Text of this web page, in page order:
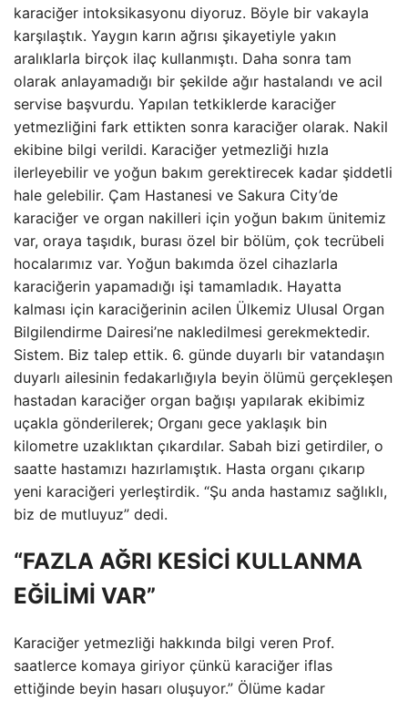
karaciğer intoksikasyonu diyoruz. Böyle bir vakayla
karşılaştık. Yaygın karın ağrısı şikayetiyle yakın
aralıklarla birçok ilaç kullanmıştı. Daha sonra tam
olarak anlayamadığı bir şekilde ağır hastalandı ve acil
servise başvurdu. Yapılan tetkiklerde karaciğer
yetmezliğini fark ettikten sonra karaciğer olarak. Nakil
ekibine bilgi verildi. Karaciğer yetmezliği hızla
ilerleyebilir ve yoğun bakım gerektirecek kadar şiddetli
hale gelebilir. Çam Hastanesi ve Sakura City’de
karaciğer ve organ nakilleri için yoğun bakım ünitemiz
var, oraya taşıdık, burası özel bir bölüm, çok tecrübeli
hocalarımız var. Yoğun bakımda özel cihazlarla
karaciğerin yapamadığı işi tamamladık. Hayatta
kalması için karaciğerinin acilen Ülkemiz Ulusal Organ
Bilgilendirme Dairesi’ne nakledilmesi gerekmektedir.
Sistem. Biz talep ettik. 6. günde duyarlı bir vatandaşın
duyarlı ailesinin fedakarlığıyla beyin ölümü gerçekleşen
hastadan karaciğer organ bağışı yapılarak ekibimiz
uçakla gönderilerek; Organı gece yaklaşık bin
kilometre uzaklıktan çıkardılar. Sabah bizi getirdiler, o
saatte hastamızı hazırlamıştık. Hasta organı çıkarıp
yeni karaciğeri yerleştirdik. “Şu anda hastamız sağlıklı,
biz de mutluyuz” dedi.
“FAZLA AĞRI KESİCİ KULLANMA
EĞİLİMİ VAR”
Karaciğer yetmezliği hakkında bilgi veren Prof.
saatlerce komaya giriyor çünkü karaciğer iflas
ettiğinde beyin hasarı oluşuyor.” Ölüme kadar